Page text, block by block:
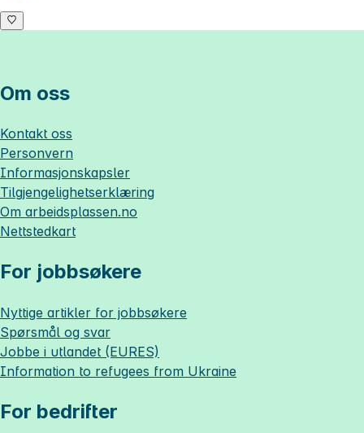
Om oss
Kontakt oss
Personvern
Informasjonskapsler
Tilgjengelighetserklæring
Om arbeidsplassen.no
Nettstedkart
For jobbsøkere
Nyttige artikler for jobbsøkere
Spørsmål og svar
Jobbe i utlandet (EURES)
Information to refugees from Ukraine
For bedrifter